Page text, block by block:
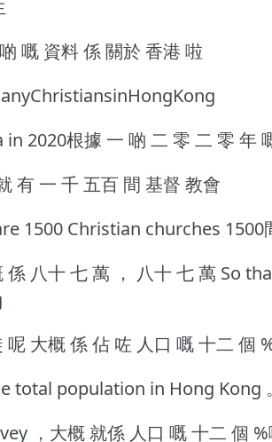
嘅 資料 係 關於 香港 啦
2020根據 一 啲 二 零 二 零 年
有 一 千 五百 間 基督 教會
1500 Christian churches 1500
係 八十 七 萬 ， 八十 七 萬 So
大概 係 佔 咗 人口 嘅 十二 個
total population in Hong Kong 。
，大概 就係 人口 嘅 十二 個 %